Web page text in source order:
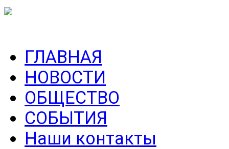
ГЛАВНАЯ
НОВОСТИ
ОБЩЕСТВО
СОБЫТИЯ
Наши контакты